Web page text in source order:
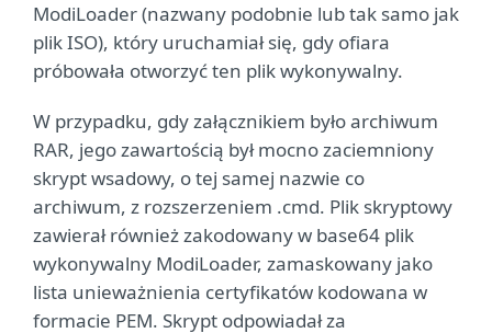
ModiLoader (nazwany podobnie lub tak samo jak
plik ISO), który uruchamiał się, gdy ofiara
próbowała otworzyć ten plik wykonywalny.
W przypadku, gdy załącznikiem było archiwum
RAR, jego zawartością był mocno zaciemniony
skrypt wsadowy, o tej samej nazwie co
archiwum, z rozszerzeniem .cmd. Plik skryptowy
zawierał również zakodowany w base64 plik
wykonywalny ModiLoader, zamaskowany jako
lista unieważnienia certyfikatów kodowana w
formacie PEM. Skrypt odpowiadał za